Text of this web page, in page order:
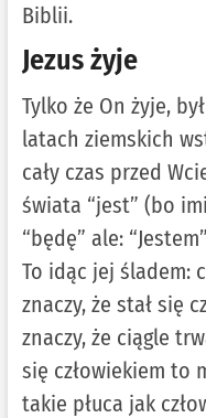
Biblii.
Jezus żyje
Tylko że On żyje,
latach ziemskich
cały czas przed
świata “jest” (bo
“będę” ale:
To idąc jej śladem:
znaczy, że stał się
znaczy, że ciągle
się człowiekiem to
takie płuca jak